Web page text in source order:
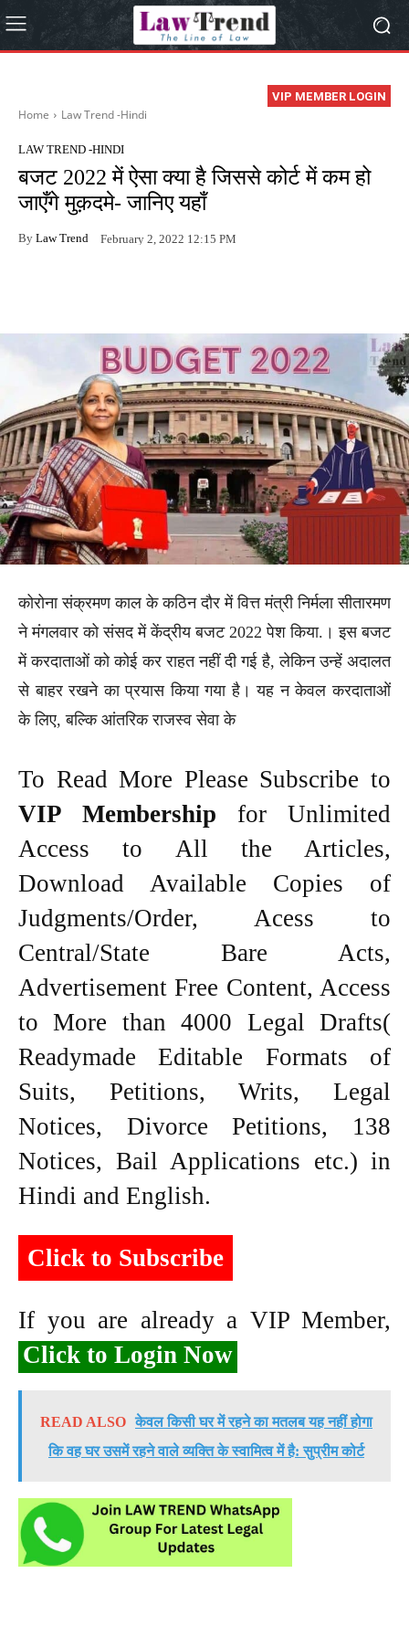
VIP MEMBER LOGIN
Home Law Trend -Hindi
LAW TREND -HINDI
बजट 2022 में ऐसा क्या है जिससे कोर्ट में कम हो
जाएँगे मुक़दमे- जानिए यहाँ
By Law Trend February 2, 2022 12:15 PM
कोरोना संक्रमण काल के कठिन दौर में वित्त मंत्री निर्मला सीतारमण
ने मंगलवार को संसद में केंद्रीय बजट 2022 पेश किया.। इस बजट
में करदाताओं को कोई कर राहत नहीं दी गई है, लेकिन उन्हें अदालत
से बाहर रखने का प्रयास किया गया है। यह न केवल करदाताओं
के लिए, बल्कि आंतरिक राजस्व सेवा के
To Read More Please Subscribe to
VIP Membership for Unlimited
Access to All the Articles,
Download Available Copies of
Judgments/Order, Acess to
Central/State Bare Acts,
Advertisement Free Content, Access
to More than 4000 Legal Drafts(
Readymade Editable Formats of
Suits, Petitions, Writs, Legal
Notices, Divorce Petitions, 138
Notices, Bail Applications etc.) in
Hindi and English.
Click to Subscribe
If you are already a VIP Member,
Click to Login Now
READ ALSO केवल किसी घर में रहने का मतलब यह नहीं होगा
कि वह घर उसमें रहने वाले व्यक्ति के स्वामित्व में है: सुप्रीम कोर्ट